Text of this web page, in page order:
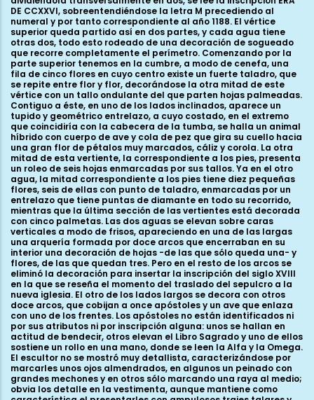
DE CCXXVI, sobreentendiéndose la letra M precediendo al
numeral y por tanto correspondiente al año 1188. El vértice
superior queda partido así en dos partes, y cada agua tiene
otras dos, todo esto rodeado de una decoración de sogueado
que recorre completamente el perímetro. Comenzando por la
parte superior tenemos en la cumbre, a modo de cenefa, una
fila de cinco flores en cuyo centro existe un fuerte taladro, que
se repite entre flor y flor, decorándose la otra mitad de este
vértice con un tallo ondulante del que parten hojas palmeadas.
Contiguo a éste, en uno de los lados inclinados, aparece un
tupido y geométrico entrelazo, a cuyo costado, en el extremo
que coincidiría con la cabecera de la tumba, se halla un animal
híbrido con cuerpo de ave y cola de pez que gira su cuello hacia
una gran flor de pétalos muy marcados, cáliz y corola. La otra
mitad de esta vertiente, la correspondiente a los pies, presenta
un roleo de seis hojas enmarcadas por sus tallos. Ya en el otro
agua, la mitad correspondiente a los pies tiene diez pequeñas
flores, seis de ellas con punto de taladro, enmarcadas por un
entrelazo que tiene puntas de diamante en todo su recorrido,
mientras que la última sección de las vertientes está decorada
con cinco palmetas. Las dos aguas se elevan sobre caras
verticales a modo de frisos, apareciendo en una de las largas
una arquería formada por doce arcos que encerraban en su
interior una decoración de hojas -de las que sólo queda una- y
flores, de las que quedan tres. Pero en el resto de los arcos se
eliminó la decoración para insertar la inscripción del siglo XVIII
en la que se reseña el momento del traslado del sepulcro a la
nueva iglesia. El otro de los lados largos se decora con otros
doce arcos, que cobijan a once apóstoles y un ave que enlaza
con uno de los frentes. Los apóstoles no están identificados ni
por sus atributos ni por inscripción alguna: unos se hallan en
actitud de bendecir, otros elevan el Libro Sagrado y uno de ellos
sostiene un rollo en una mano, donde se leen la Alfa y la Omega.
El escultor no se mostró muy detallista, caracterizándose por
marcarles unos ojos almendrados, en algunos un peinado con
grandes mechones y en otros sólo marcando una raya al medio;
obvia los detalle en la vestimenta, aunque mantiene como